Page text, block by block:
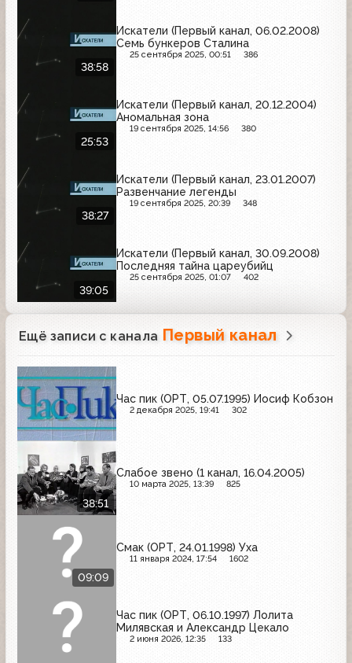
38:58
Искатели (Первый канал, 06.02.2008)
Семь бункеров Сталина
25 сентября 2025, 00:51 386
25:53
Искатели (Первый канал, 20.12.2004)
Аномальная зона
19 сентября 2025, 14:56 380
38:27
Искатели (Первый канал, 23.01.2007)
Развенчание легенды
19 сентября 2025, 20:39 348
39:05
Искатели (Первый канал, 30.09.2008)
Последняя тайна цареубийц
25 сентября 2025, 01:07 402
Ещё записи с канала Первый канал
Час пик (ОРТ, 05.07.1995) Иосиф Кобзон
2 декабря 2025, 19:41 302
38:51
Слабое звено (1 канал, 16.04.2005)
10 марта 2025, 13:39 825
09:09
Смак (ОРТ, 24.01.1998) Уха
11 января 2024, 17:54 1602
Час пик (ОРТ, 06.10.1997) Лолита
Милявская и Александр Цекало
2 июня 2026, 12:35 133